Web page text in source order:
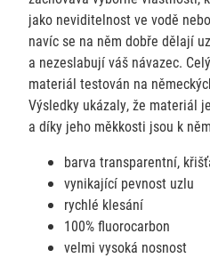
jako neviditelnost ve vodě
navíc se na něm dobře dělají
a nezeslabují váš návazec.
materiál testován na
Výsledky ukázaly, že materiál
a díky jeho měkkosti jsou k
barva transparentní,
vynikající pevnost uzlu
rychlé klesání
100% fluorocarbon
velmi vysoká nosnost